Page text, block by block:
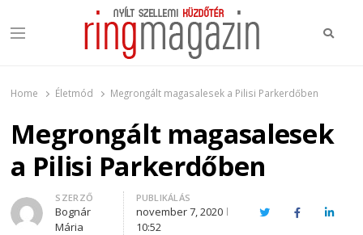
Menu
Home Életmód Megrongált magasalesek a Pilisi Parkerdőben
Megrongált magasalesek
a Pilisi Parkerdőben
Author
SZERZŐ
Bognár
Mária
PUBLIKÁLÁS
november 7, 2020
10:52
TwitterFacebook